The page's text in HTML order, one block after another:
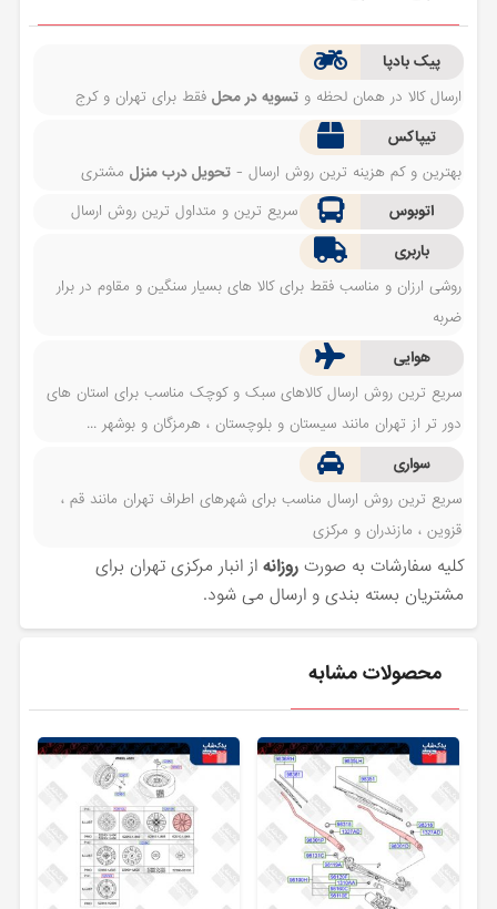
پیک بادپا
ارسال کالا در همان لحظه وتسویه در محل فقط برای تهران و کرج
تیپاکس
بهترین و کم هزینه ترین روش ارسال -تحویل درب منزل مشتری
اتوبوس
سریع ترین و متداول ترین روش ارسال
باربری
روشی ارزان و مناسب فقط برای کالا های بسیار سنگین و مقاوم در برار
ضربه
هوایی
سریع ترین روش ارسال کالاهای سبک و کوچک مناسب برای استان های
دور تر از تهران مانند سیستان و بلوچستان ، هرمزگان و بوشهر ...
سواری
سریع ترین روش ارسال مناسب برای شهرهای اطراف تهران مانند قم ،
قزوین ، مازندران و مرکزی
کلیه سفارشات به صورتروزانه از انبار مرکزی تهران برای
مشتریان بسته بندی و ارسال می شود.
محصولات مشابه